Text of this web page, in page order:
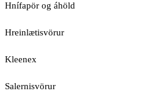
Hnífapör og áhöld
Hreinlætisvörur
Kleenex
Salernisvörur